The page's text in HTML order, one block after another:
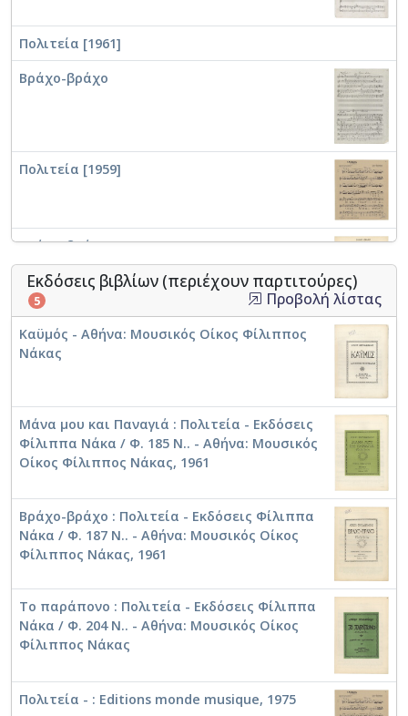
Πολιτεία [1961]
Βράχο-βράχο
Πολιτεία [1959]
Βράχο-βράχο [1961]
Μάνα μου και Παναγιά [1961]
Το παράπονο
Καϋμός
Βράχο-βράχο [1975]
Βρέχει στη φτωχογειτονιά
Εκδόσεις βιβλίων (περιέχουν παρτιτούρες)
5 Προβολή λίστας
Καϋμός - Αθήνα: Μουσικός Οίκος Φίλιππος
Νάκας
Μάνα μου και Παναγιά : Πολιτεία - Εκδόσεις
Φίλιππα Νάκα / Φ. 185 Ν.. - Αθήνα: Μουσικός
Οίκος Φίλιππος Νάκας, 1961
Βράχο-βράχο : Πολιτεία - Εκδόσεις Φίλιππα
Νάκα / Φ. 187 Ν.. - Αθήνα: Μουσικός Οίκος
Φίλιππος Νάκας, 1961
Το παράπονο : Πολιτεία - Εκδόσεις Φίλιππα
Νάκα / Φ. 204 Ν.. - Αθήνα: Μουσικός Οίκος
Φίλιππος Νάκας
Πολιτεία - : Editions monde musique, 1975